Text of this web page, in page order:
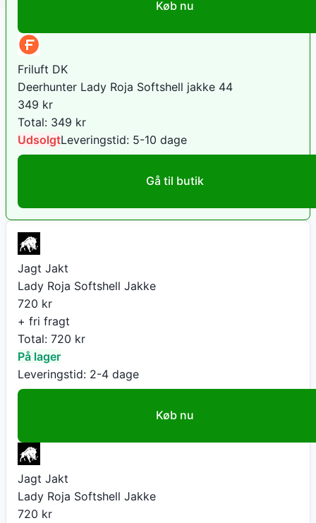
Køb nu
Friluft DK
Deerhunter Lady Roja Softshell jakke 44
349 kr
Total: 349 kr
UdsolgtLeveringstid: 5-10 dage
Gå til butik
Jagt Jakt
Lady Roja Softshell Jakke
720 kr
+ fri fragt
Total: 720 kr
På lager
Leveringstid: 2-4 dage
Køb nu
Jagt Jakt
Lady Roja Softshell Jakke
720 kr